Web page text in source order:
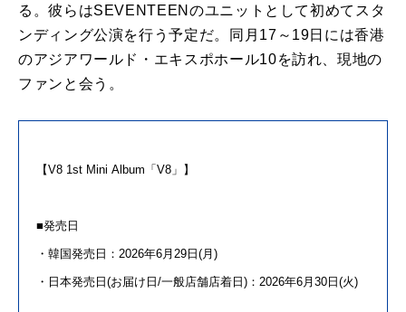
る。彼らはSEVENTEENのユニットとして初めてスタ
ンディング公演を行う予定だ。同月17～19日には香港
のアジアワールド・エキスポホール10を訪れ、現地の
ファンと会う。
【V8 1st Mini Album 「 V8 」】
■発売日
・韓国発売日：2026年6月29日(月)
・日本発売日(お届け日/一般店舗店着日)：2026年6月30日(火)